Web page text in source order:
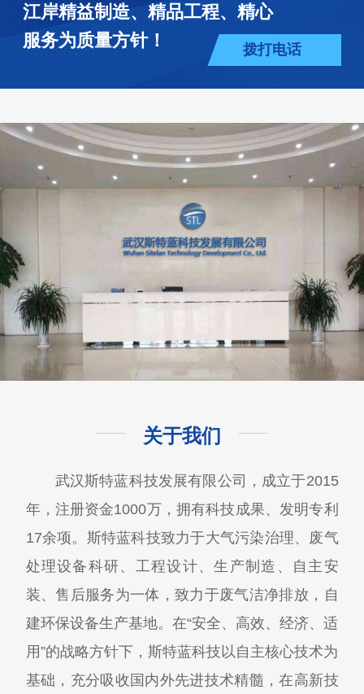
江岸精益制造、精品工程、精心
服务为质量方针！
拨打电话
关于我们
武汉斯特蓝科技发展有限公司，成立于2015
年，注册资金1000万，拥有科技成果、发明专利
17余项。斯特蓝科技致力于大气污染治理、废气
处理设备科研、工程设计、生产制造、自主安
装、售后服务为一体，致力于废气洁净排放，自
建环保设备生产基地。在“安全、高效、经济、适
用”的战略方针下，斯特蓝科技以自主核心技术为
基础，充分吸收国内外先进技术精髓，在高新技